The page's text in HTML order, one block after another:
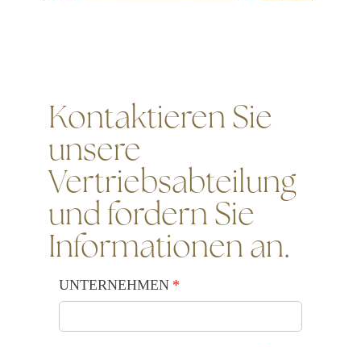
Kontaktieren Sie
unsere
Vertriebsabteilung
und fordern Sie
Informationen an.
UNTERNEHMEN *
(is vereist)